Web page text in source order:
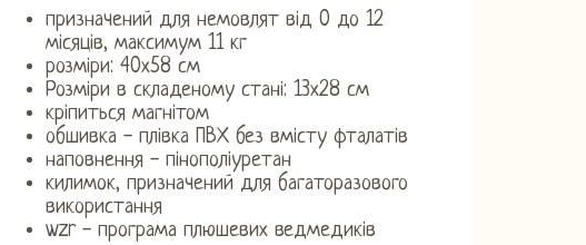
призначений для немовлят від 0 до 12
місяців, максимум 11 кг
розміри: 40х58 см
Розміри в складеному стані: 13х28 см
кріпиться магнітом
обшивка - плівка ПВХ без вмісту фталатів
наповнення - пінополіуретан
килимок, призначений для багаторазового
використання
wzr - програма плюшевих ведмедиків